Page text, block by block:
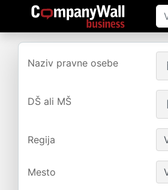
Naziv pravne osebe
DŠ ali MŠ
Regija
Mesto